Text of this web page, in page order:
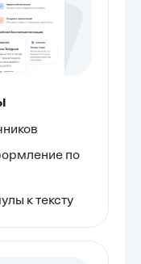
по
к тексту